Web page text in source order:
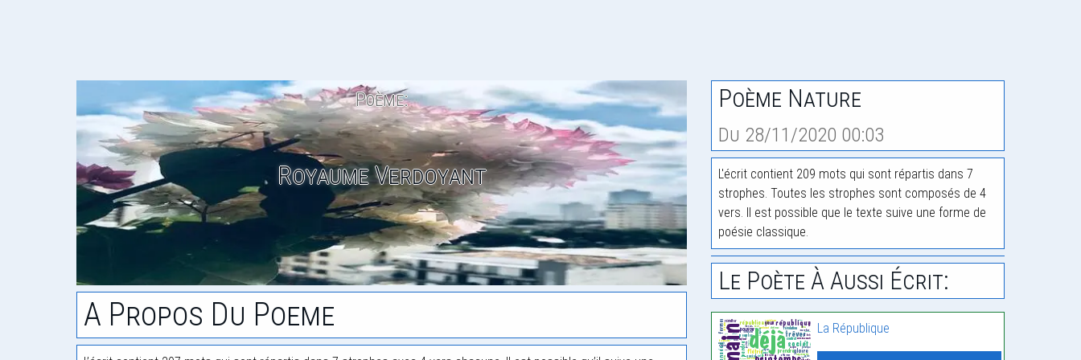
Poème:
Royaume Verdoyant
A Propos Du Poeme
Poème Nature
Du 28/11/2020 00:03
L'écrit contient 209 mots qui sont répartis dans 7
strophes. Toutes les strophes sont composés de 4
vers. Il est possible que le texte suive une forme de
poésie classique.
Le Poète À Aussi Écrit:
La République